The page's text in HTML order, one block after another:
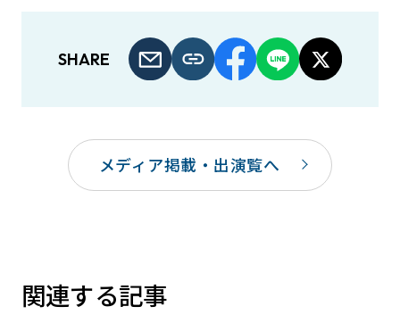
SHARE
メディア掲載・出演覧へ
関連する記事